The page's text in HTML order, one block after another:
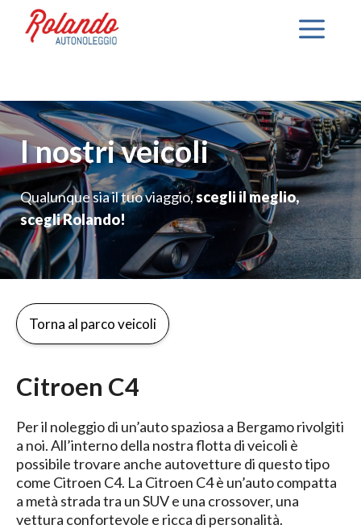
contenuto
I nostri veicoli
Qualunque sia il tuo viaggio,scegli il meglio,
scegli Rolando!
Torna al parco veicoli
Citroen C4
Per il noleggio di un’auto spaziosa a Bergamo rivolgiti
a noi. All’interno della nostra flotta di veicoli è
possibile trovare anche autovetture di questo tipo
come Citroen C4. La Citroen C4 è un’auto compatta
a metà strada tra un SUV e una crossover, una
vettura confortevole e ricca di personalità.